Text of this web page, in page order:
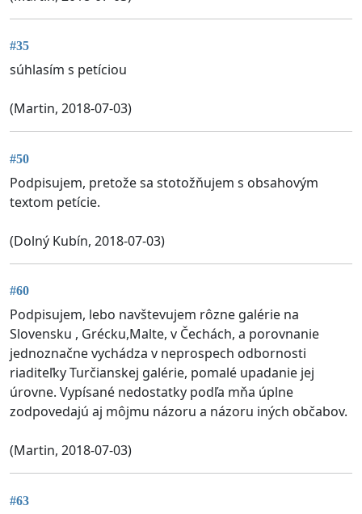
#35
súhlasím s petíciou
(Martin, 2018-07-03)
#50
Podpisujem, pretože sa stotožňujem s obsahovým
textom petície.
(Dolný Kubín, 2018-07-03)
#60
Podpisujem, lebo navštevujem rôzne galérie na
Slovensku , Grécku,Malte, v Čechách, a porovnanie
jednoznačne vychádza v neprospech odbornosti
riaditeľky Turčianskej galérie, pomalé upadanie jej
úrovne. Vypísané nedostatky podľa mňa úplne
zodpovedajú aj môjmu názoru a názoru iných občabov.
(Martin, 2018-07-03)
#63